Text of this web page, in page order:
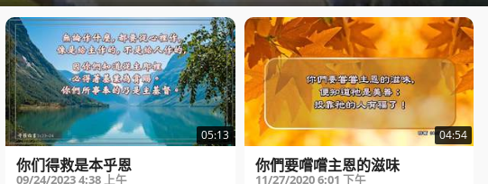
05:13
你们得救是本乎恩
09/24/20234:38 上午
04:54
你們要嚐嚐主恩的滋味
11/27/2020 6:01 下午